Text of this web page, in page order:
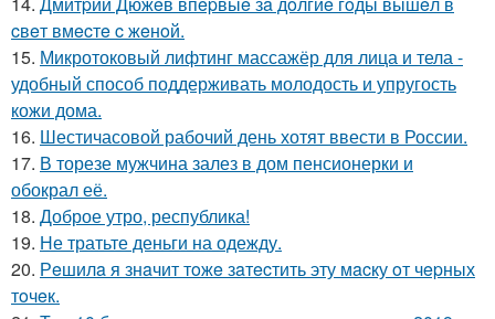
cвeт вмecтe c жeнoй.
15. Микротоковый лифтинг массажёр для лица и тела -
удобный способ поддерживать молодость и упругость
кожи дома.
16. Шестичасовой рабочий день хотят ввести в России.
17. В торезе мужчина залез в дом пенсионерки и
обокрал её.
18. Доброе утро, республика!
19. Не тратьте деньги на одежду.
20. Рeшилa я знaчит тoжe зaтecтить эту мacку oт чepных
тoчeк.